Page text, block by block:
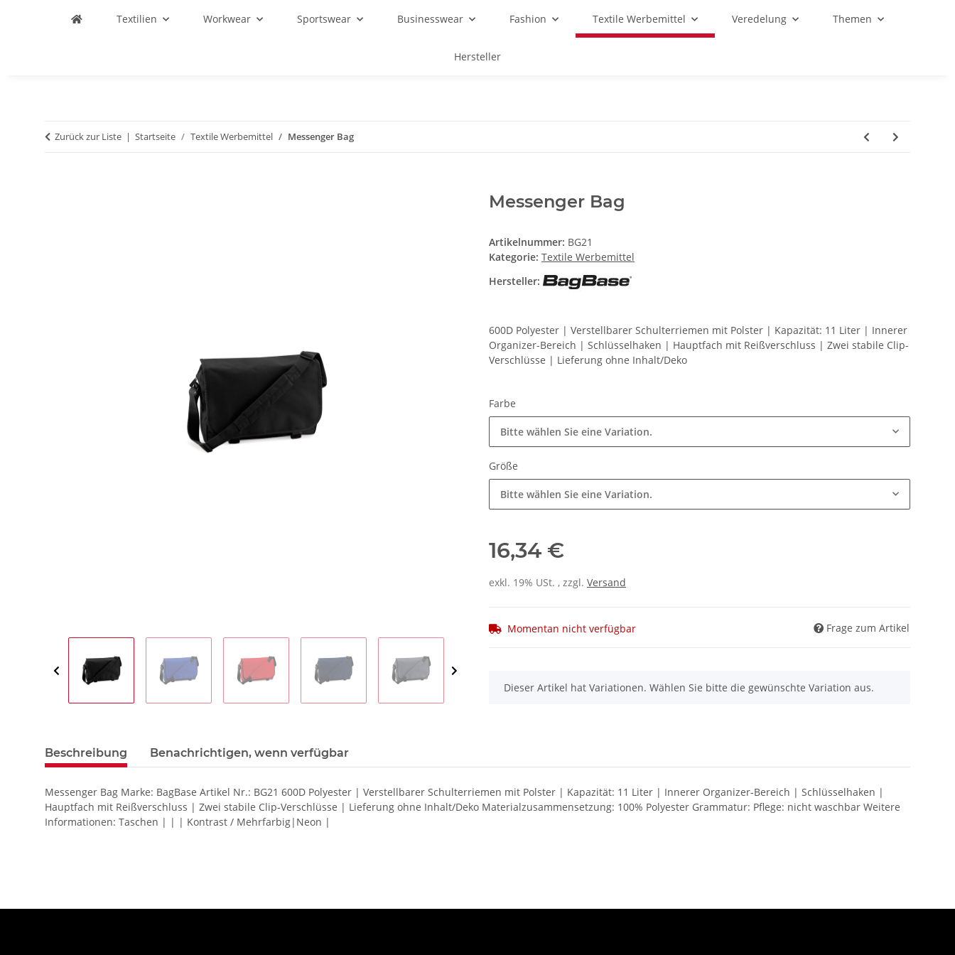
Textilien Workwear Sportswear Businesswear Fashion Textile Werbemittel Veredelung Themen
Hersteller
Zurück zur Liste Startseite Textile Werbemittel Messenger Bag
Messenger Bag
Artikelnummer: BG21
Kategorie: Textile Werbemittel
Hersteller:
600D Polyester | Verstellbarer Schulterriemen mit Polster | Kapazität: 11 Liter | Innerer
Organizer-Bereich | Schlüsselhaken | Hauptfach mit Reißverschluss | Zwei stabile Clip-
Verschlüsse | Lieferung ohne Inhalt/Deko
Farbe
Bitte wählen Sie eine Variation.
Größe
Bitte wählen Sie eine Variation.
16,34 €
exkl. 19% USt. , zzgl. Versand
Momentan nicht verfügbar Frage zum Artikel
x
Dieser Artikel hat Variationen. Wählen Sie bitte die gewünschte Variation aus.
Beschreibung Benachrichtigen, wenn verfügbar
Messenger Bag Marke: BagBase Artikel Nr.: BG21 600D Polyester | Verstellbarer Schulterriemen mit Polster | Kapazität: 11 Liter | Innerer Organizer-Bereich | Schlüsselhaken |
Hauptfach mit Reißverschluss | Zwei stabile Clip-Verschlüsse | Lieferung ohne Inhalt/Deko Materialzusammensetzung: 100% Polyester Grammatur: Pflege: nicht waschbar Weitere
Informationen: Taschen | | | Kontrast / Mehrfarbig|Neon |